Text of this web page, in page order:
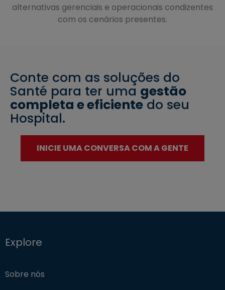
alternativas gerenciais e operacionais condizentes
com os cenários presentes.
Conte com as soluções do
Santé para ter uma gestão
completa e eficientedo seu
Hospital.
INICIE UMA CONVERSA COM A GENTE
Explore
Sobre nós